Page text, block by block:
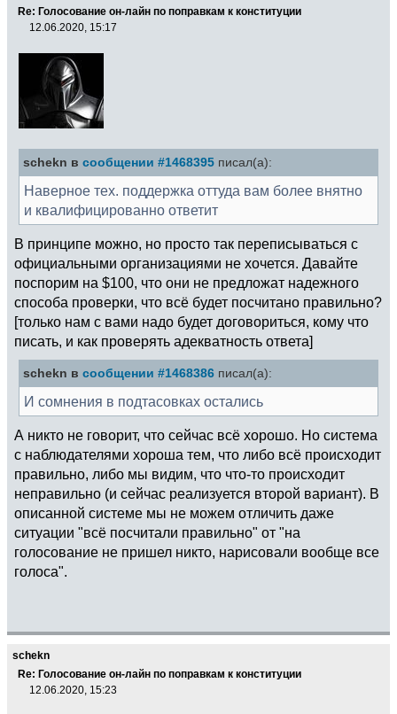
Re: Голосование он-лайн по поправкам к конституции
12.06.2020, 15:17
schekn в сообщении #1468395 писал(а):
Наверное тех. поддержка оттуда вам более внятно
и квалифицированно ответит
В принципе можно, но просто так переписываться с
официальными организациями не хочется. Давайте
поспорим на $100, что они не предложат надежного
способа проверки, что всё будет посчитано правильно?
[только нам с вами надо будет договориться, кому что
писать, и как проверять адекватность ответа]
schekn в сообщении #1468386 писал(а):
И сомнения в подтасовках остались
А никто не говорит, что сейчас всё хорошо. Но система
с наблюдателями хороша тем, что либо всё происходит
правильно, либо мы видим, что что-то происходит
неправильно (и сейчас реализуется второй вариант). В
описанной системе мы не можем отличить даже
ситуации "всё посчитали правильно" от "на
голосование не пришел никто, нарисовали вообще все
голоса".
schekn
Re: Голосование он-лайн по поправкам к конституции
12.06.2020, 15:23